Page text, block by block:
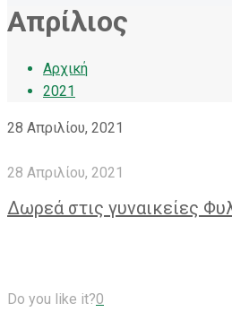
Απρίλιος
Αρχική
2021
28 Απριλίου, 2021
28 Απριλίου, 2021
Δωρεά στις γυναικείες
Do you like it?0